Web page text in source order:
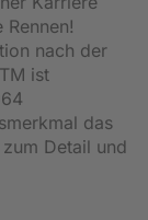
nach der
ist
das
Detail und